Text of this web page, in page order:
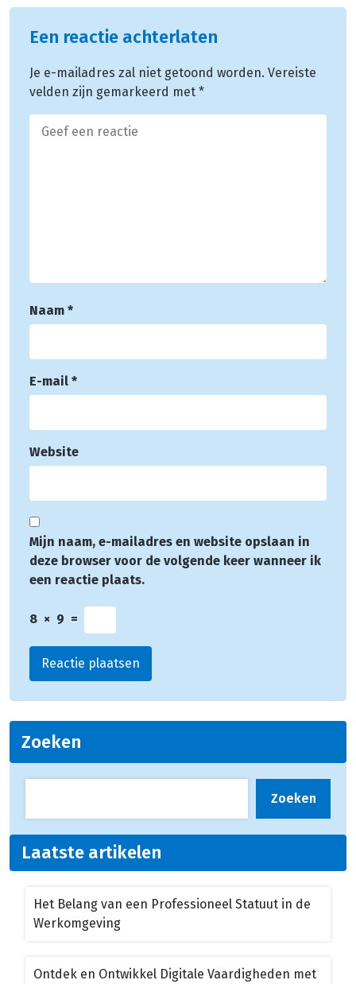
Een reactie achterlaten
Je e-mailadres zal niet getoond worden. Vereiste
velden zijn gemarkeerd met *
Naam *
E-mail *
Website
Mijn naam, e-mailadres en website opslaan in
deze browser voor de volgende keer wanneer ik
een reactie plaats.
8 × 9 =
Zoeken
Zoeken
Laatste artikelen
Het Belang van een Professioneel Statuut in de
Werkomgeving
Ontdek en Ontwikkel Digitale Vaardigheden met